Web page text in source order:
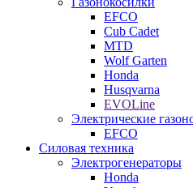
EFCO
Cub Cadet
MTD
Wolf Garten
Honda
Husqvarna
EVOLine
Электрические
EFCO
Силовая техника
Электрогенераторы
Honda